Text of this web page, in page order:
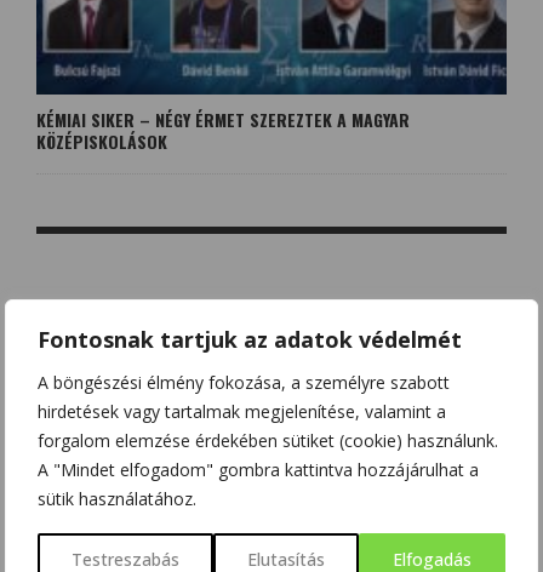
Fontosnak tartjuk az adatok védelmét
A böngészési élmény fokozása, a személyre szabott
hirdetések vagy tartalmak megjelenítése, valamint a
forgalom elemzése érdekében sütiket (cookie) használunk.
A "Mindet elfogadom" gombra kattintva hozzájárulhat a
sütik használatához.
Testreszabás Elutasítás Elfogadás
KÉMIAI SIKER – NÉGY ÉRMET SZEREZTEK A MAGYAR
KÖZÉPISKOLÁSOK
NO COMMENT
LEAVE A REPLY
Az e-mail címet nem tesszük közzé. A kötelező mezőket
*
karakterrel jelöltük